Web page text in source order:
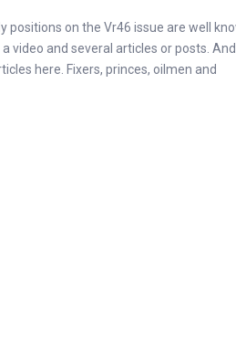
positions on the Vr46 issue are well
a video and several articles or posts.
here. Fixers, princes, oilmen and